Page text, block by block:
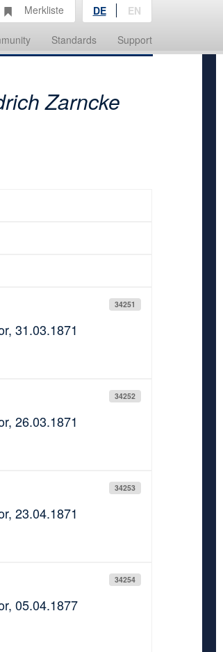
Standards Support
Merkliste DE EN
Zarncke
34251
31.03.1871
34252
26.03.1871
34253
23.04.1871
34254
05.04.1877